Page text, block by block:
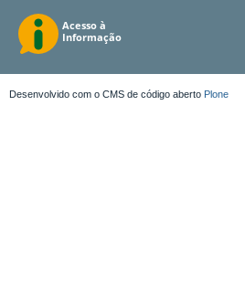
Desenvolvido com o CMS de código aberto Plone